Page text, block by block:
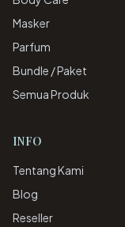
Masker
Parfum
Bundle / Paket
Semua Produk
INFO
Tentang Kami
Blog
Reseller